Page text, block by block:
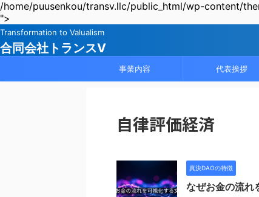
/home/puusenkou/transv.llc/public_html/wp-content/
">
Transformation to Valualism
合同会社トランスV
事業内容 代表挨拶
自律評価経済
真決DAOの特徴
なぜお金の流れ